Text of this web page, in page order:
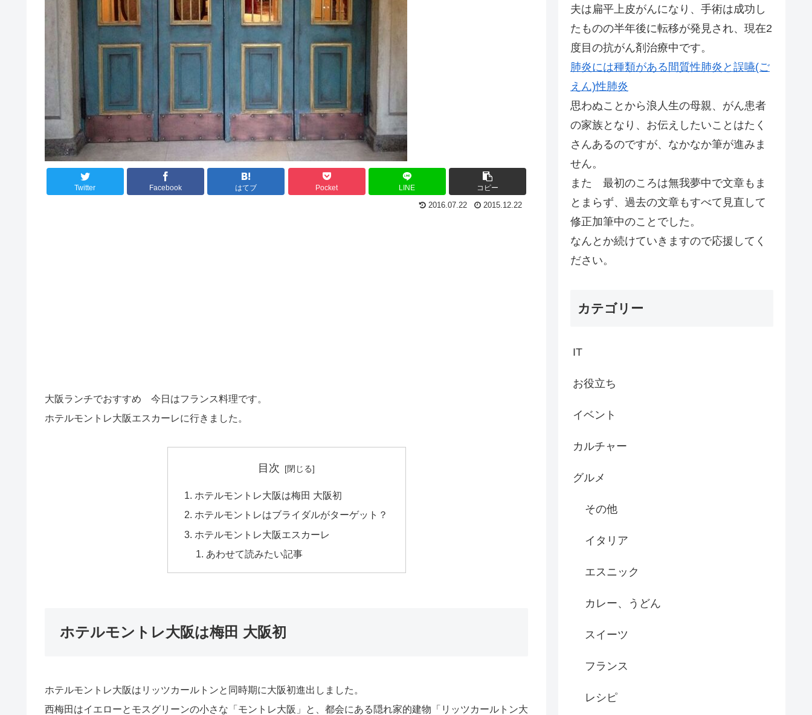
Twitter Facebook はてブ Pocket LINE コピー
2016.07.22 2015.12.22
大阪ランチでおすすめ 今日はフランス料理です。
ホテルモントレ大阪エスカーレに行きました。
目次
ホテルモントレ大阪は梅田 大阪初
ホテルモントレはブライダルがターゲット？
ホテルモントレ大阪エスカーレ
あわせて読みたい記事
ホテルモントレ大阪は梅田 大阪初
ホテルモントレ大阪はリッツカールトンと同時期に大阪初進出しました。
西梅田はイエローとモスグリーンの小さな「モントレ大阪」と、都会にある隠れ家的建物「リッツカールトン大
夫は扁平上皮がんになり、手術は成功し
たものの半年後に転移が発見され、現在2
度目の抗がん剤治療中です。
肺炎には種類がある間質性肺炎と誤嚥(ご
えん)性肺炎
思わぬことから浪人生の母親、がん患者
の家族となり、お伝えしたいことはたく
さんあるのですが、なかなか筆が進みま
せん。
また 最初のころは無我夢中で文章もま
とまらず、過去の文章もすべて見直して
修正加筆中のことでした。
なんとか続けていきますので応援してく
ださい。
カテゴリー
IT
お役立ち
イベント
カルチャー
グルメ
その他
イタリア
エスニック
カレー、うどん
スイーツ
フランス
レシピ